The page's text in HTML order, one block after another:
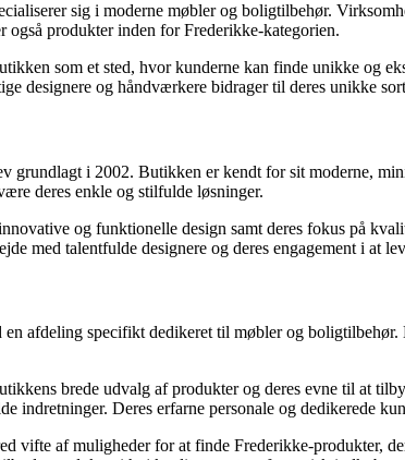
sig i moderne møbler og boligtilbehør.
produkter inden for Frederikke-kategorien.
som et sted, hvor kunderne kan finde unikke og
designere og håndværkere bidrager til deres unikke
grundlagt i 2002. Butikken er kendt for sit moderne,
deres enkle og stilfulde løsninger.
og funktionelle design samt deres fokus på
med talentfulde designere og deres engagement i
afdeling specifikt dedikeret til møbler og
brede udvalg af produkter og deres evne til at
indretninger. Deres erfarne personale og dedikerede
vifte af muligheder for at finde Frederikke-produkter,